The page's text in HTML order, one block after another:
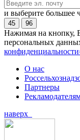
и выберите большее
45 96
Нажимая на кнопку,
персональных
О нас
Партнеры
наверх